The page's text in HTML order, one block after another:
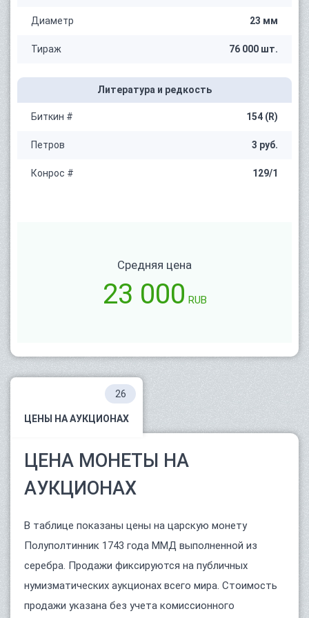
Диаметр 23 мм
Тираж 76 000 шт.
Литература и редкость
Биткин # 154 (R)
Петров 3 руб.
Конрос # 129/1
Средняя цена
23 000 RUB
ЦЕНЫ НА АУКЦИОНАХ
26
ЦЕНА МОНЕТЫ НА
АУКЦИОНАХ
В таблице показаны цены на царскую монету
Полуполтинник 1743 года ММД выполненной из
серебра. Продажи фиксируются на публичных
нумизматических аукционах всего мира. Стоимость
продажи указана без учета комиссионного